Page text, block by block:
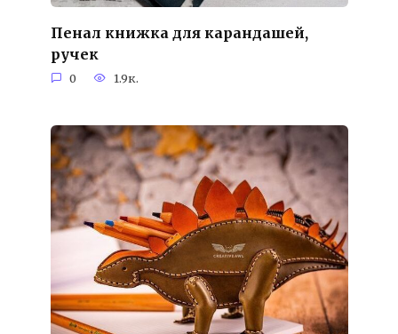
Пенал книжка для карандашей,
ручек
0 1.9к.